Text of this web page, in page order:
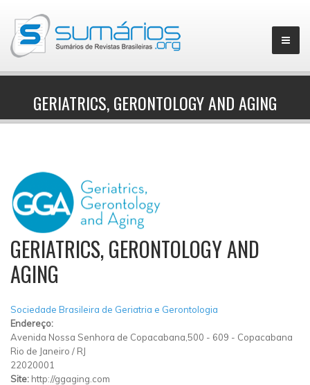
▼
GERIATRICS, GERONTOLOGY AND AGING
GERIATRICS, GERONTOLOGY AND
AGING
Sociedade Brasileira de Geriatria e Gerontologia
Endereço:
Avenida Nossa Senhora de Copacabana,500 - 609 - Copacabana
Rio de Janeiro / RJ
22020001
Site: http://ggaging.com